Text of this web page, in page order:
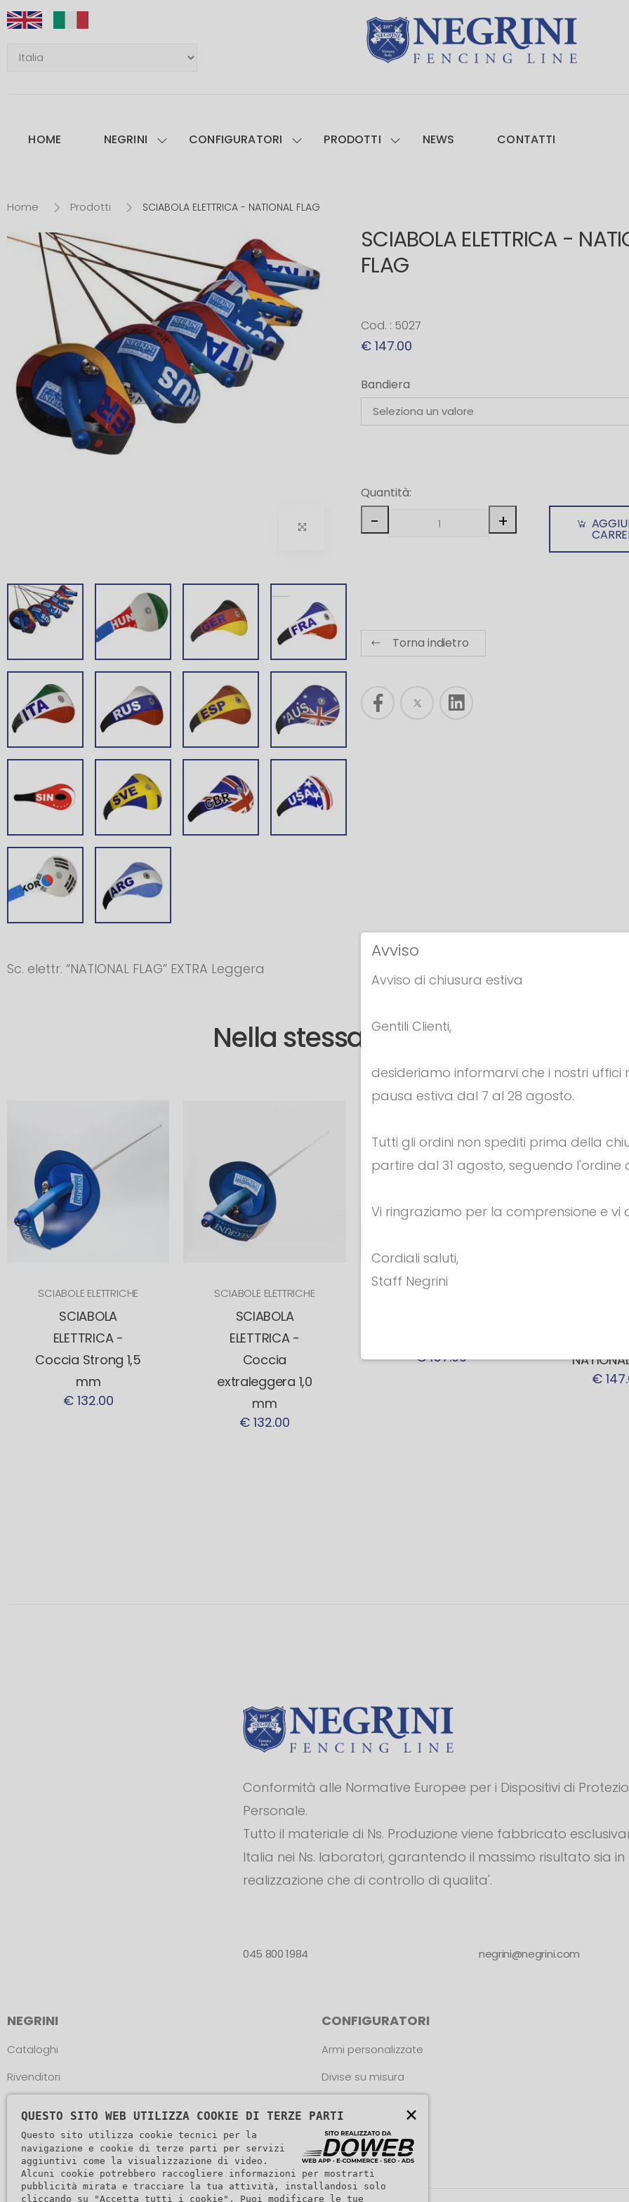
HOME NEGRINI CONFIGURATORI PRODOTTI NEWS CONTATTI
Home Prodotti SCIABOLA ELETTRICA - NATIONAL FLAG
SCIABOLA ELETTRICA -
FLAG
Cod. : 5027
€ 147.00
Bandiera
Quantità:
- +
Torna indietro
Sc. elettr. “NATIONAL FLAG” EXTRA Leggera
Nella stessa categoria
SCIABOLE ELETTRICHE
SCIABOLA
ELETTRICA -
Coccia Strong 1,5
mm
€ 132.00
SCIABOLE ELETTRICHE
SCIABOLA
ELETTRICA -
Coccia
extraleggera 1,0
mm
€ 132.00
SCIABOLE ELETTRICHE
€ 157.00
€
Conformità alle Normative Europee per i Dispositivi di
Personale.
Tutto il materiale di Ns. Produzione viene fabbricato
Italia nei Ns. laboratori, garantendo il massimo risultato sia in
realizzazione che di controllo di qualita'.
045 800 1984 negrini@negrini.com
NEGRINI
Cataloghi
Rivenditori
Assistenza
CONFIGURATORI
Armi personalizzate
Divise su misura
×
QUESTO SITO WEB UTILIZZA COOKIE DI TERZE PARTI
Questo sito utilizza cookie tecnici per la
navigazione e cookie di terze parti per servizi
aggiuntivi come la visualizzazione di video.
Alcuni cookie potrebbero raccogliere informazioni per mostrarti
pubblicità mirata e tracciare la tua attività, installandosi solo
cliccando su "Accetta tutti i cookie". Puoi modificare le tue
Avviso
Avviso di chiusura estiva
Gentili Clienti,
desideriamo informarvi che i nostri uffici
pausa estiva dal 7 al 28 agosto.
Tutti gli ordini non spediti prima della
partire dal 31 agosto, seguendo l'ordine
Vi ringraziamo per la comprensione e
Cordiali saluti,
Staff Negrini